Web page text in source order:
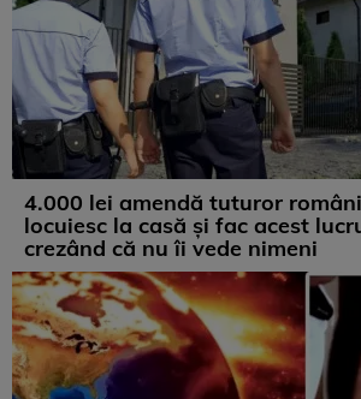
4.000 lei amendă tuturor
locuiesc la casă și fac acest
crezând că nu îi vede nimeni